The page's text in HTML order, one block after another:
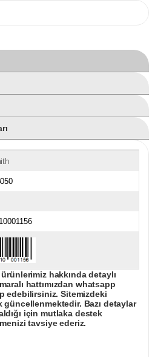
hakkında detaylı
hattımızdan whatsapp
edebilirsiniz. Sitemizdeki
güncellenmektedir. Bazı detaylar
için mutlaka destek
tavsiye ederiz.